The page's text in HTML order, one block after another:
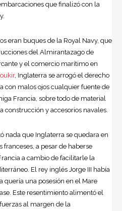
que finalizó con la
eran buques de la Royal Navy, que
del Almirantazago de
y el comercio marítimo en
, Inglaterra se arrogó el derecho
con malos ojos cualquier fuente de
Francia, sobre todo de material
construcción y accesorios navales.
nada que Inglaterra se quedara en
franceses, a pesar de haberse
a cambio de facilitarle la
El rey inglés Jorge III había
quería una posesión en el Mare
Este resentimiento alimentó el
al margen de la